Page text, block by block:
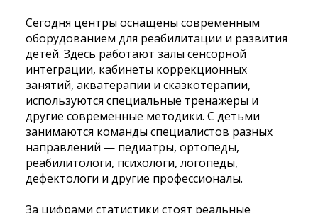
Сегодня центры оснащены современным
оборудованием для реабилитации и развития
детей. Здесь работают залы сенсорной
интеграции, кабинеты коррекционных
занятий, акватерапии и сказкотерапии,
используются специальные тренажеры и
другие современные методики. С детьми
занимаются команды специалистов разных
направлений — педиатры, ортопеды,
реабилитологи, психологи, логопеды,
дефектологи и другие профессионалы.
За цифрами статистики стоят реальные